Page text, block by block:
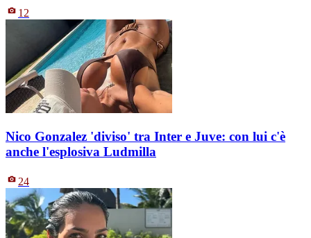
12
Nico Gonzalez 'diviso' tra Inter e Juve: con lui c'è
anche l'esplosiva Ludmilla
24